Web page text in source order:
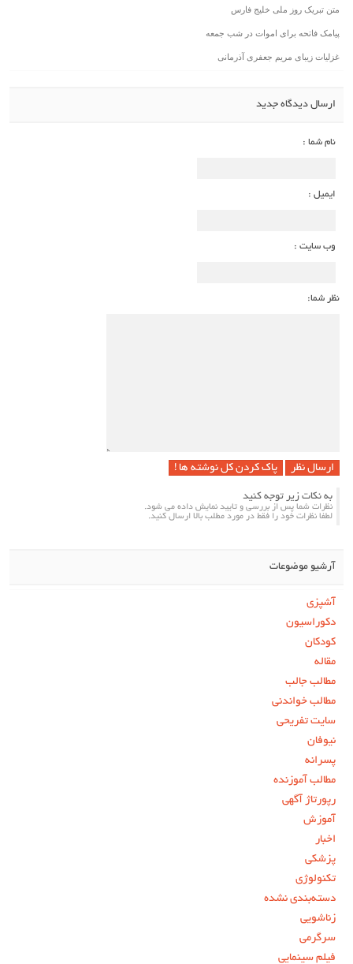
متن تبریک روز ملی خلیج فارس
پیامک فاتحه برای اموات در شب جمعه
غزلیات زیبای مریم جعفری آذرمانی
ارسال دیدگاه جدید
نام شما :
ایمیل :
وب سایت :
نظر شما:
پاک کردن کل نوشته ها !
به نکات زیر توجه کنید
نظرات شما پس از بررسی و تایید نمایش داده می شود.
لطفا نظرات خود را فقط در مورد مطلب بالا ارسال کنید.
آرشیو موضوعات
آشپزی
دکوراسیون
کودکان
مقاله
مطالب جالب
مطالب خواندنی
سایت تفریحی
نیوفان
پسرانه
مطالب آموزنده
رپورتاژ آگهی
آموزش
اخبار
پزشکی
تکنولوژی
دسته‌بندی نشده
زناشویی
سرگرمی
فیلم سینمایی